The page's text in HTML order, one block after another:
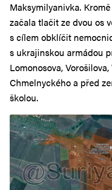
Maksymilyanivka.
začala tlačit ze dvou os
s cílem obklíčit
s ukrajinskou armádou
Lomonosova, Vorošilova,
Chmelnyckého a před
školou.